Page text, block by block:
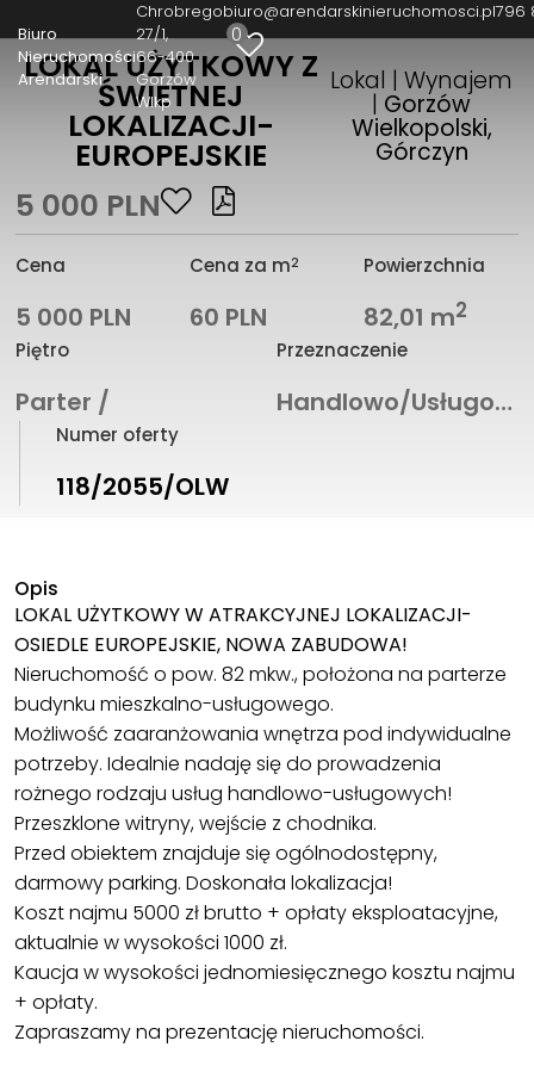
Biuro
Nieruchomości
Arendarski
Chrobrego
27/1
66-400
Gorzów
Wlkp
biuro@arendarskinieruchomosci.pl796
0
LOKAL UŻYTKOWY Z
ŚWIETNEJ
LOKALIZACJI-
EUROPEJSKIE
Lokal | Wynajem
| Gorzów
Wielkopolski,
Górczyn
5 000 PLN
Cena
5 000 PLN
Cena za m2
60 PLN
Powierzchnia
82,01 m2
Piętro
Parter /
Przeznaczenie
Handlowo/Usługowe
Numer oferty
118/2055/OLW
Opis
LOKAL UŻYTKOWY W ATRAKCYJNEJ LOKALIZACJI-
OSIEDLE EUROPEJSKIE, NOWA ZABUDOWA!
Nieruchomość o pow. 82 mkw., położona na parterze
budynku mieszkalno-usługowego.
Możliwość zaaranżowania wnętrza pod indywidualne
potrzeby. Idealnie nadaję się do prowadzenia
rożnego rodzaju usług handlowo-usługowych!
Przeszklone witryny, wejście z chodnika.
Przed obiektem znajduje się ogólnodostępny,
darmowy parking. Doskonała lokalizacja!
Koszt najmu 5000 zł brutto + opłaty eksploatacyjne,
aktualnie w wysokości 1000 zł.
Kaucja w wysokości jednomiesięcznego kosztu najmu
+ opłaty.
Zapraszamy na prezentację nieruchomości.